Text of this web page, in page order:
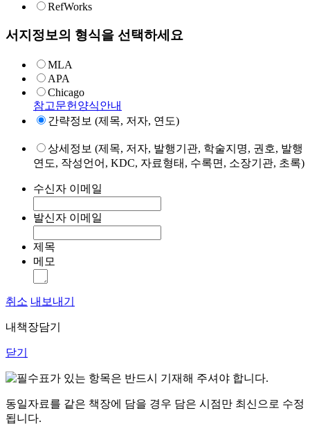
RefWorks
서지정보의 형식을 선택하세요
MLA
APA
Chicago
참고문헌양식안내
간략정보 (제목, 저자, 연도)
상세정보 (제목, 저자, 발행기관, 학술지명, 권호, 발행
연도, 작성언어, KDC, 자료형태, 수록면, 소장기관, 초록)
수신자 이메일
발신자 이메일
제목
메모
취소 내보내기
내책장담기
닫기
표가 있는 항목은 반드시 기재해 주셔야 합니다.
동일자료를 같은 책장에 담을 경우 담은 시점만 최신으로 수정
됩니다.